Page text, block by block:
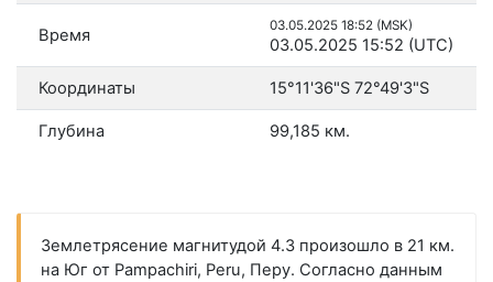
Время 03.05.2025 18:52 (MSK)
03.05.2025 15:52 (UTC)
Координаты 15°11'36"S 72°49'3"S
Глубина 99,185 км.
Землетрясение магнитудой 4.3 произошло в 21 км.
на Юг от Pampachiri, Peru, Перу. Согласно данным